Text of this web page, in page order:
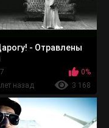
- Отравлены
0%
назад
3 168